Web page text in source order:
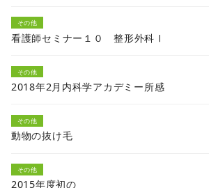
その他
看護師セミナー１０ 整形外科Ⅰ
その他
2018年2月内科学アカデミー所感
その他
動物の抜け毛
その他
2015年度初の